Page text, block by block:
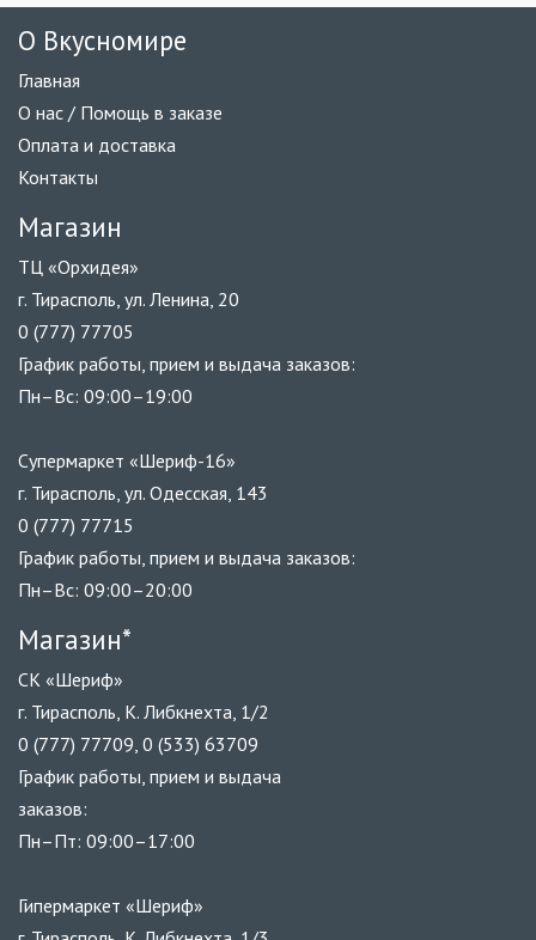
О Вкусномире
Главная
О нас / Помощь в заказе
Оплата и доставка
Контакты
Магазин
ТЦ «Орхидея»
г. Тирасполь, ул. Ленина, 20
0 (777) 77705
График работы, прием и выдача заказов:
Пн–Вс: 09:00–19:00
Супермаркет «Шериф-16»
г. Тирасполь, ул. Одесская, 143
0 (777) 77715
График работы, прием и выдача заказов:
Пн–Вс: 09:00–20:00
Магазин*
СК «Шериф»
г. Тирасполь, К. Либкнехта, 1/2
0 (777) 77709, 0 (533) 63709
График работы, прием и выдача
заказов:
Пн–Пт: 09:00–17:00
Гипермаркет «Шериф»